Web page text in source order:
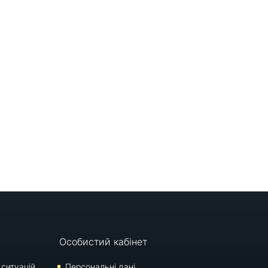
Особистий кабінет